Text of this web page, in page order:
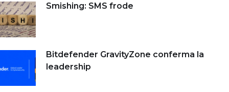
Smishing: SMS frode
Bitdefender GravityZone conferma la
leadership